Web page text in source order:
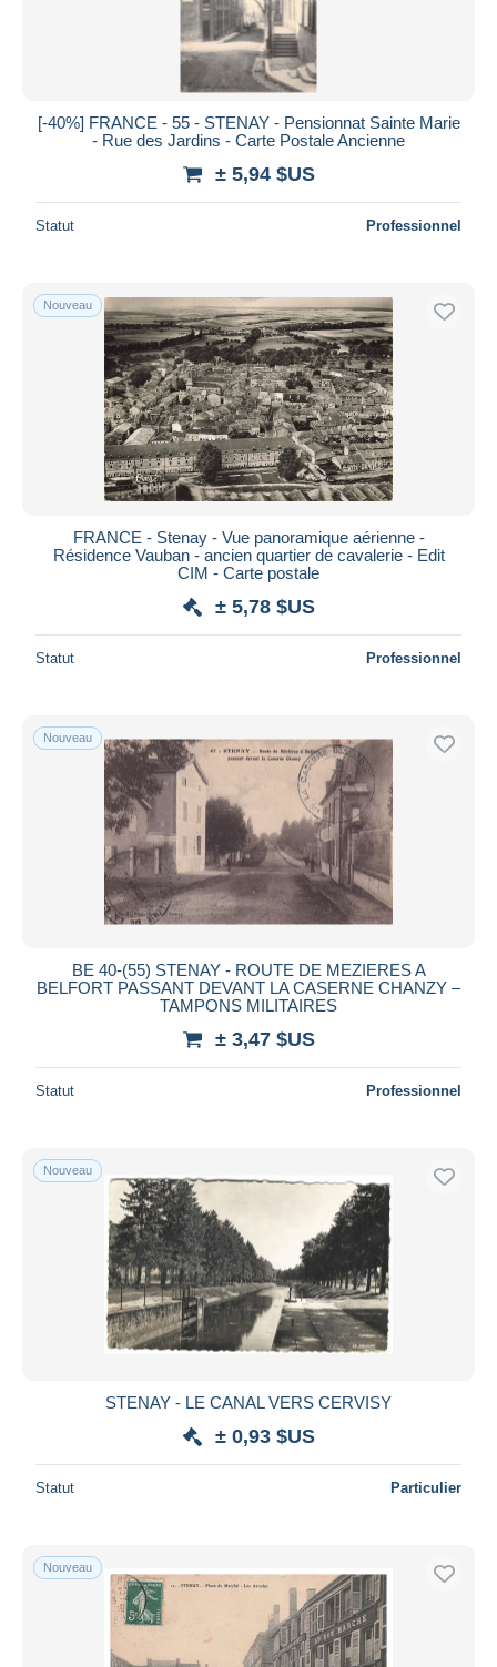
[-40%] FRANCE - 55 - STENAY - Pensionnat Sainte Marie
- Rue des Jardins - Carte Postale Ancienne
± 5,94 $US
Statut Professionnel
Nouveau
FRANCE - Stenay - Vue panoramique aérienne -
Résidence Vauban - ancien quartier de cavalerie - Edit
CIM - Carte postale
± 5,78 $US
Statut Professionnel
Nouveau
BE 40-(55) STENAY - ROUTE DE MEZIERES A
BELFORT PASSANT DEVANT LA CASERNE CHANZY –
TAMPONS MILITAIRES
± 3,47 $US
Statut Professionnel
Nouveau
STENAY - LE CANAL VERS CERVISY
± 0,93 $US
Statut Particulier
Nouveau